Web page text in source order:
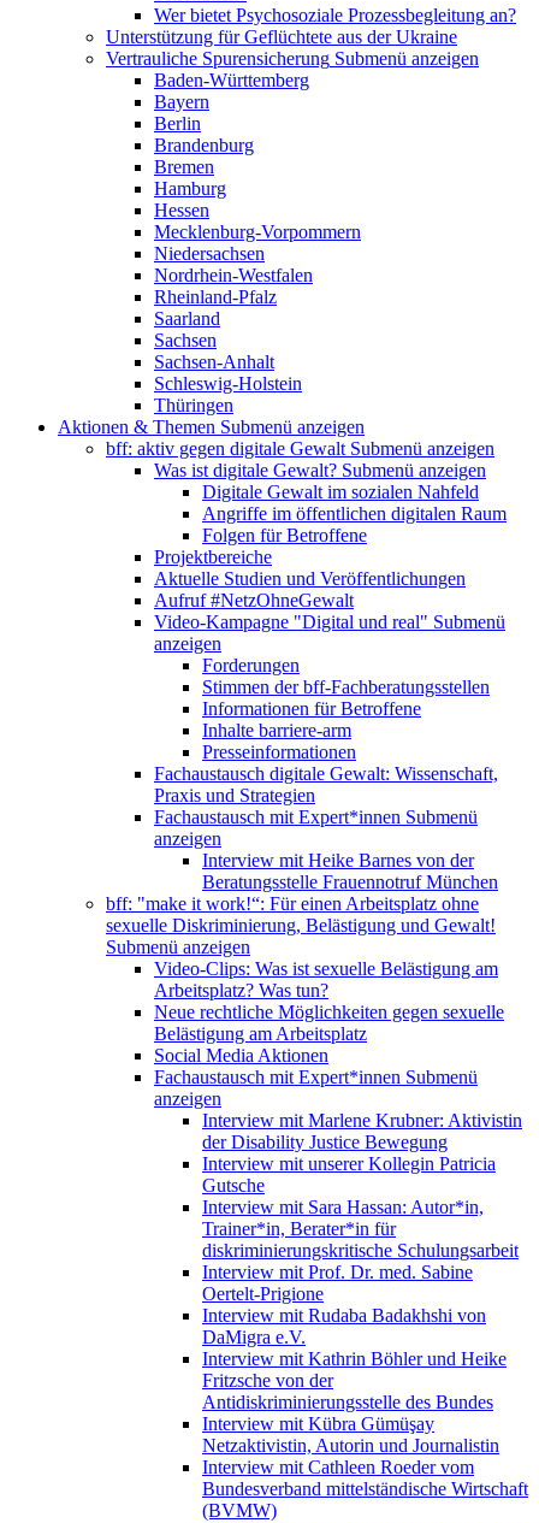
Wer bietet Psychosoziale Prozessbegleitung an?
Unterstützung für Geflüchtete aus der Ukraine
Vertrauliche Spurensicherung Submenü anzeigen
Baden-Württemberg
Bayern
Berlin
Brandenburg
Bremen
Hamburg
Hessen
Mecklenburg-Vorpommern
Niedersachsen
Nordrhein-Westfalen
Rheinland-Pfalz
Saarland
Sachsen
Sachsen-Anhalt
Schleswig-Holstein
Thüringen
Aktionen & Themen Submenü anzeigen
bff: aktiv gegen digitale Gewalt Submenü anzeigen
Was ist digitale Gewalt? Submenü anzeigen
Digitale Gewalt im sozialen Nahfeld
Angriffe im öffentlichen digitalen Raum
Folgen für Betroffene
Projektbereiche
Aktuelle Studien und Veröffentlichungen
Aufruf #NetzOhneGewalt
Video-Kampagne "Digital und real" Submenü
anzeigen
Forderungen
Stimmen der bff-Fachberatungsstellen
Informationen für Betroffene
Inhalte barriere-arm
Presseinformationen
Fachaustausch digitale Gewalt: Wissenschaft,
Praxis und Strategien
Fachaustausch mit Expert*innen Submenü
anzeigen
Interview mit Heike Barnes von der
Beratungsstelle Frauennotruf München
bff: "make it work!“: Für einen Arbeitsplatz ohne
sexuelle Diskriminierung, Belästigung und Gewalt!
Submenü anzeigen
Video-Clips: Was ist sexuelle Belästigung am
Arbeitsplatz? Was tun?
Neue rechtliche Möglichkeiten gegen sexuelle
Belästigung am Arbeitsplatz
Social Media Aktionen
Fachaustausch mit Expert*innen Submenü
anzeigen
Interview mit Marlene Krubner: Aktivistin
der Disability Justice Bewegung
Interview mit unserer Kollegin Patricia
Gutsche
Interview mit Sara Hassan: Autor*in,
Trainer*in, Berater*in für
diskriminierungskritische Schulungsarbeit
Interview mit Prof. Dr. med. Sabine
Oertelt-Prigione
Interview mit Rudaba Badakhshi von
DaMigra e.V.
Interview mit Kathrin Böhler und Heike
Fritzsche von der
Antidiskriminierungsstelle des Bundes
Interview mit Kübra Gümüşay
Netzaktivistin, Autorin und Journalistin
Interview mit Cathleen Roeder vom
Bundesverband mittelständische Wirtschaft
(BVMW)